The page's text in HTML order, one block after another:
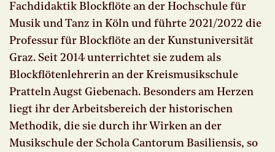
Fachdidaktik Blockflöte an der Hochschule für
Musik und Tanz in Köln und führte 2021/2022 die
Professur für Blockflöte an der Kunstuniversität
Graz. Seit 2014 unterrichtet sie zudem als
Blockflötenlehrerin an der Kreismusikschule
Pratteln Augst Giebenach. Besonders am Herzen
liegt ihr der Arbeitsbereich der historischen
Methodik, die sie durch ihr Wirken an der
Musikschule der Schola Cantorum Basiliensis, so